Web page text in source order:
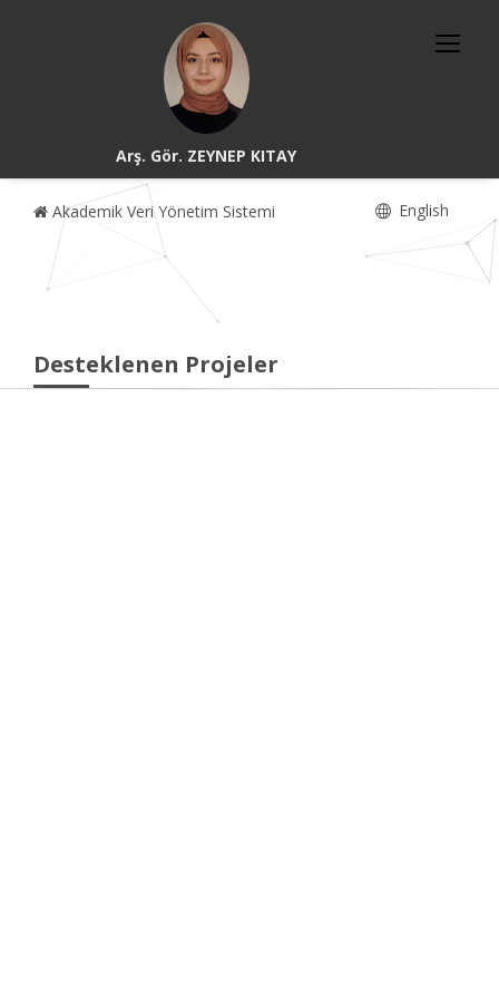
Arş. Gör. ZEYNEP KITAY
Akademik Veri Yönetim Sistemi English
Desteklenen Projeler